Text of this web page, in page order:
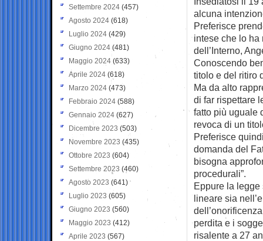
alcuna
Preferisce
intese che lo ha
dell’Interno,
Conoscendo
titolo e del ritiro
Ma da alto
di far rispettare
fatto più uguale
revoca di un
Preferisce
domanda del
bisogna
procedurali”.
Eppure la legge
lineare sia
perdita e i
risalente a 27
Settembre 2024 (457)
Agosto 2024 (618)
Luglio 2024 (429)
Giugno 2024 (481)
Maggio 2024 (633)
Aprile 2024 (618)
Marzo 2024 (473)
Febbraio 2024 (588)
Gennaio 2024 (627)
Dicembre 2023 (503)
Novembre 2023 (435)
Ottobre 2023 (604)
Settembre 2023 (460)
Agosto 2023 (641)
Luglio 2023 (605)
Giugno 2023 (560)
Maggio 2023 (412)
Aprile 2023 (567)